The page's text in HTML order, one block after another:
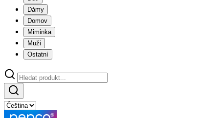
Dámy
Domov
Miminka
Muži
Ostatní